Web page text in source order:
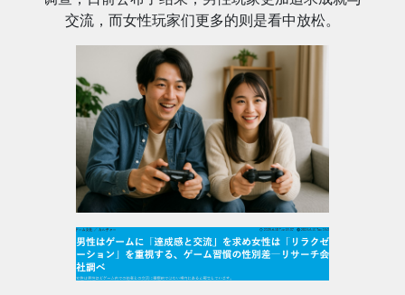
交流，而女性玩家们更多的则是看中放松。